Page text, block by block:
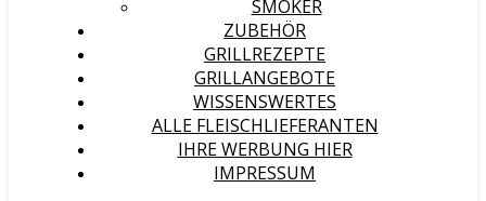
SMOKER
ZUBEHÖR
GRILLREZEPTE
GRILLANGEBOTE
WISSENSWERTES
ALLE FLEISCHLIEFERANTEN
IHRE WERBUNG HIER
IMPRESSUM